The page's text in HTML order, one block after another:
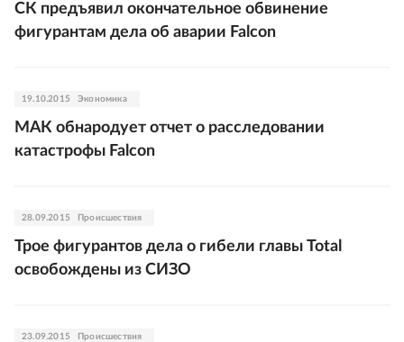
СК предъявил окончательное обвинение
фигурантам дела об аварии Falcon
19.10.2015 Экономика
МАК обнародует отчет о расследовании
катастрофы Falcon
28.09.2015 Происшествия
Трое фигурантов дела о гибели главы Total
освобождены из СИЗО
23.09.2015 Происшествия